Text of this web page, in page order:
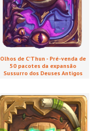
Olhos de C'Thun - Pré-venda de
50 pacotes da expansão
Sussurro dos Deuses Antigos